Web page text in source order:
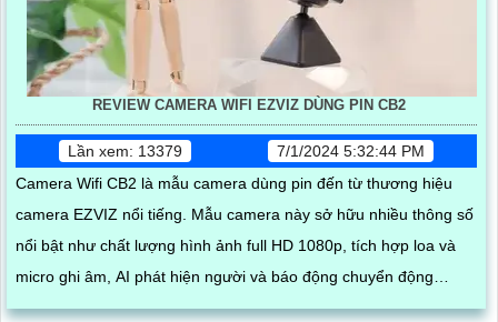
REVIEW CAMERA WIFI EZVIZ DÙNG PIN CB2
Lần xem: 13379
7/1/2024 5:32:44 PM
Camera Wifi CB2 là mẫu camera dùng pin đến từ thương hiệu
camera EZVIZ nổi tiếng. Mẫu camera này sở hữu nhiều thông số
nổi bật như chất lượng hình ảnh full HD 1080p, tích hợp loa và
micro ghi âm, AI phát hiện người và báo động chuyển động
chuẩn